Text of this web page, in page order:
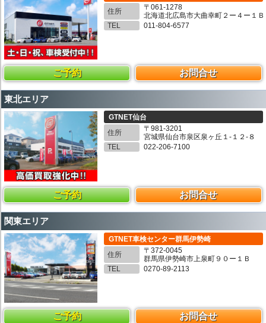
住所
〒061-1278
北海道北広島市大曲幸町２ー４ー１Ｂ
TEL
011-804-6577
ご予約 お問合せ
東北エリア
GTNET仙台
住所
〒981-3201
宮城県仙台市泉区泉ヶ丘１-１２-８
TEL
022-206-7100
ご予約 お問合せ
関東エリア
GTNET車検センター群馬伊勢崎
住所
〒372-0045
群馬県伊勢崎市上泉町９０ー１Ｂ
TEL
0270-89-2113
ご予約 お問合せ